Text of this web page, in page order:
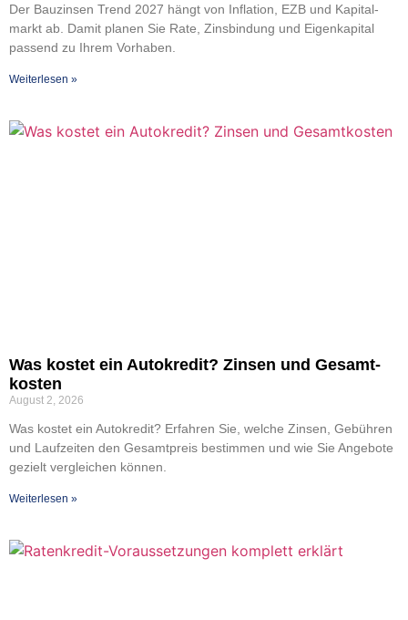
Der Bau­zin­sen Trend 2027 hängt von Infla­ti­on, EZB und Kapi­tal­
markt ab. Damit pla­nen Sie Rate, Zins­bin­dung und Eigen­ka­pi­tal
pas­send zu Ihrem Vor­ha­ben.
Wei­ter­le­sen »
Was kos­tet ein Auto­kre­dit? Zin­sen und Gesamt­
kos­ten
August 2, 2026
Was kos­tet ein Auto­kre­dit? Erfah­ren Sie, wel­che Zin­sen, Gebüh­ren
und Lauf­zei­ten den Gesamt­preis bestim­men und wie Sie Ange­bo­te
gezielt ver­glei­chen kön­nen.
Wei­ter­le­sen »